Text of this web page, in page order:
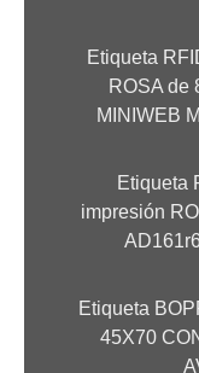
Etiqueta
ROSA de
MINIWEB
Etiqueta
impresión
Etiqueta
45X70